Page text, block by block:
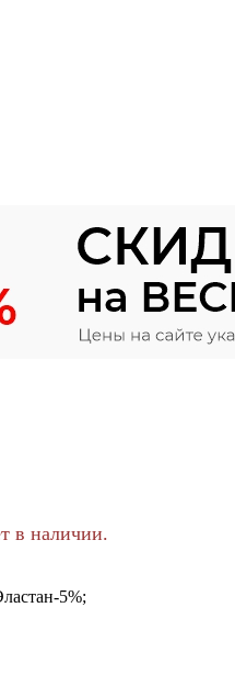
в наличии.
5%;